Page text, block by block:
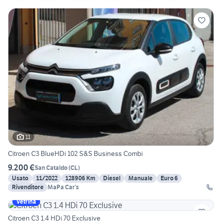
11
Citroen C3 BlueHDi 102 S&S Business Combi
9.200 €San Cataldo(CL)
Usato
11/2022 128906 Km Diesel Manuale
Euro 6
Rivenditore MaPa Car’s
Vetrina
Citroen C3 1.4 HDi 70 Exclusive